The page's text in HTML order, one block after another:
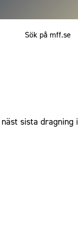
sista dragning i